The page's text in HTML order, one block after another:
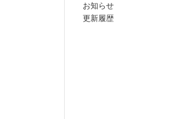
お知らせ
更新履歴